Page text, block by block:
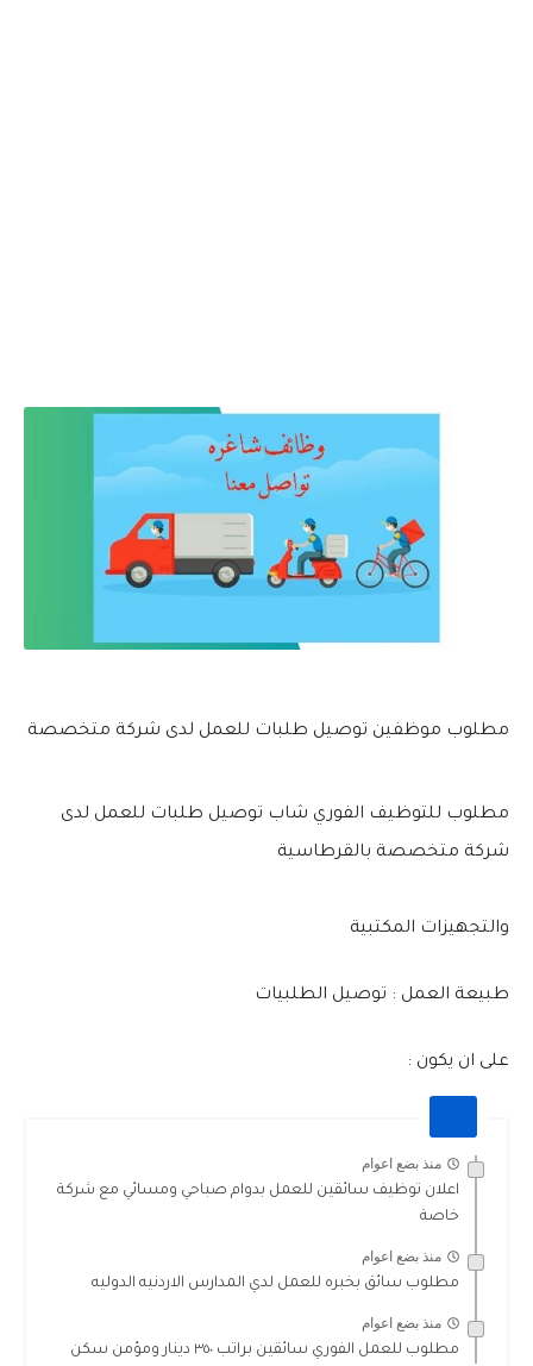
مطلوب موظفين توصيل طلبات للعمل لدى شركة متخصصة
مطلوب للتوظيف الفوري شاب توصيل طلبات للعمل لدى
شركة متخصصة بالقرطاسية
والتجهيزات المكتبية
طبيعة العمل : توصيل الطلبيات
على ان يكون :
منذ بضع اعوام
اعلان توظيف سائقين للعمل بدوام صباحي ومسائي مع شركة
خاصة
منذ بضع اعوام
مطلوب سائق بخبره للعمل لدي المدارس الاردنيه الدوليه
منذ بضع اعوام
مطلوب للعمل الفوري سائقين براتب ٣٥٠ دينار ومؤمن سكن